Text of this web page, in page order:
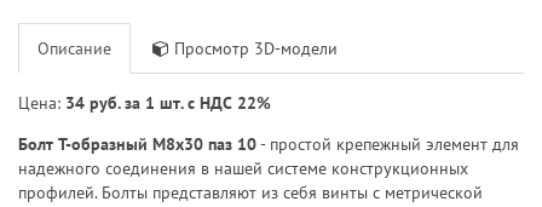
Описание Просмотр 3D-модели
Цена: 34 руб. за 1 шт. с НДС 22%
Болт T-образный M8x30 паз 10- простой крепежный элемент для
надежного соединения в нашей системе конструкционных
профилей. Болты представляют из себя винты с метрической